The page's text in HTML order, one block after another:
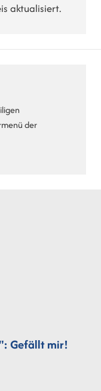
aktualisiert.
der
Gefällt mir!